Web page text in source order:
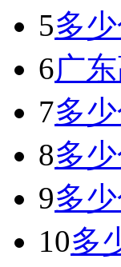
5多
6广
7多
8多
9多
10多